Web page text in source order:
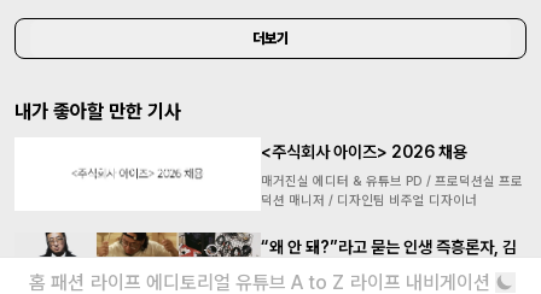
더보기
내가 좋아할 만한 기사
<주식회사 아이즈> 2026 채용
매거진실 에디터 & 유튜브 PD / 프로덕션실 프로
덕션 매니저 / 디자인팀 비주얼 디자이너
“왜 안 돼?”라고 묻는 인생 즉흥론자, 김
간지 인터뷰
홈 패션 라이프 에디토리얼 유튜브 A to Z 라이프 내비게이션